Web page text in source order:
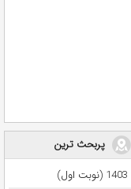
پربحث ترین